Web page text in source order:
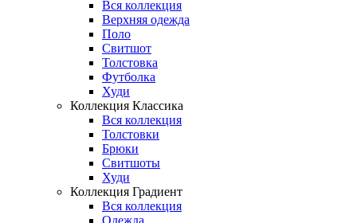
Вся коллекция
Верхняя одежда
Поло
Свитшот
Толстовка
Футболка
Худи
Коллекция Классика
Вся коллекция
Толстовки
Брюки
Свитшоты
Худи
Коллекция Градиент
Вся коллекция
Одежда